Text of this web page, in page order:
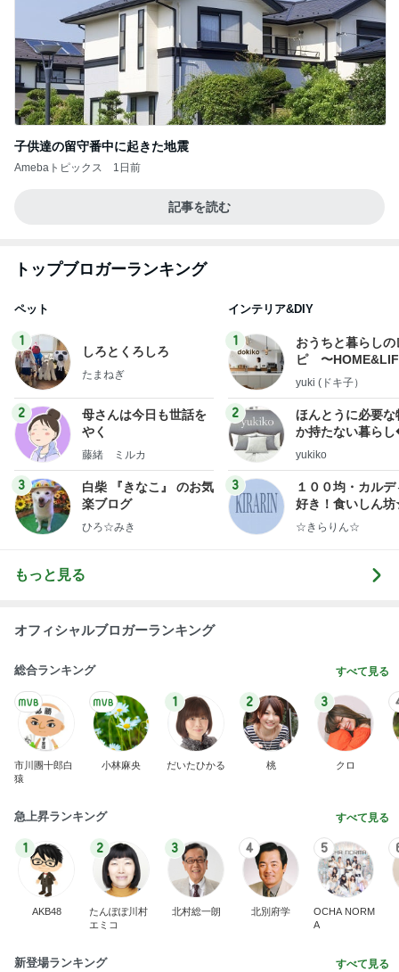
子供達の留守番中に起きた地震
Amebaトピックス 1日前
記事を読む
トップブロガーランキング
ペット
1
しろとくろしろ
たまねぎ
2
母さんは今日も世話を
やく
藤緒 ミルカ
3
白柴 『きなこ』 のお気
楽ブログ
ひろ☆みき
インテリア&DIY
1
おうちと暮らしの
ピ 〜
yuki (ドキ子）
2
ほんとうに必要な
か持たない暮ら
ep Life Simple◆
yukiko
3
１００均・カルデ
好き！食いしん
らりん☆のブログ
☆きらりん☆
もっと見る
オフィシャルブロガーランキング
総合ランキング すべて見る
市川團十郎白
猿
小林麻央
1
だいたひかる
2
桃
3
クロ
急上昇ランキング すべて見る
1
AKB48
2
たんぽぽ川村
エミコ
3
北村総一朗
4
北別府学
5
OCHA NORM
A
新登場ランキング すべて見る